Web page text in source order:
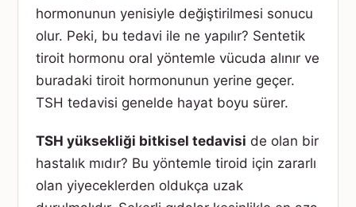
hormonunun yenisiyle değiştirilmesi sonucu
olur. Peki, bu tedavi ile ne yapılır? Sentetik
tiroit hormonu oral yöntemle vücuda alınır ve
buradaki tiroit hormonunun yerine geçer.
TSH tedavisi genelde hayat boyu sürer.
TSH yüksekliği bitkisel tedavisi de olan bir
hastalık mıdır? Bu yöntemle tiroid için zararlı
olan yiyeceklerden oldukça uzak